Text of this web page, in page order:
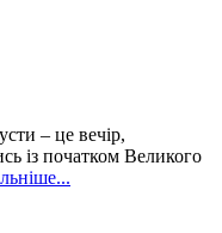
– це вечір,
із початком Великого